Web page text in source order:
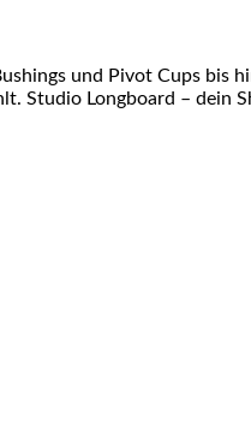
und Pivot Cups bis
Studio Longboard – dein